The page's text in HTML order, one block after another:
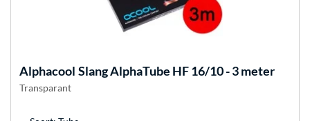
Alphacool Slang AlphaTube HF 16/10 - 3 meter
Transparant